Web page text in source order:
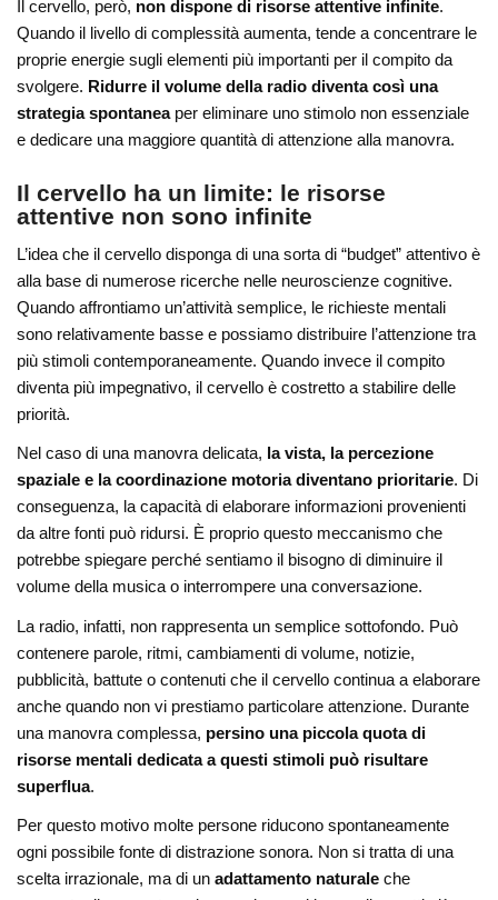
Il cervello, però, non dispone di risorse attentive infinite.
Quando il livello di complessità aumenta, tende a concentrare le
proprie energie sugli elementi più importanti per il compito da
svolgere. Ridurre il volume della radio diventa così una
strategia spontaneaper eliminare uno stimolo non essenziale
e dedicare una maggiore quantità di attenzione alla manovra.
Il cervello ha un limite: le risorse
attentive non sono infinite
L’idea che il cervello disponga di una sorta di “budget” attentivo è
alla base di numerose ricerche nelle neuroscienze cognitive.
Quando affrontiamo un’attività semplice, le richieste mentali
sono relativamente basse e possiamo distribuire l’attenzione tra
più stimoli contemporaneamente. Quando invece il compito
diventa più impegnativo, il cervello è costretto a stabilire delle
priorità.
Nel caso di una manovra delicata, la vista, la percezione
spaziale e la coordinazione motoria diventano prioritarie. Di
conseguenza, la capacità di elaborare informazioni provenienti
da altre fonti può ridursi. È proprio questo meccanismo che
potrebbe spiegare perché sentiamo il bisogno di diminuire il
volume della musica o interrompere una conversazione.
La radio, infatti, non rappresenta un semplice sottofondo. Può
contenere parole, ritmi, cambiamenti di volume, notizie,
pubblicità, battute o contenuti che il cervello continua a elaborare
anche quando non vi prestiamo particolare attenzione. Durante
una manovra complessa, persino una piccola quota di
risorse mentali dedicata a questi stimoli può risultare
superflua.
Per questo motivo molte persone riducono spontaneamente
ogni possibile fonte di distrazione sonora. Non si tratta di una
scelta irrazionale, ma di unadattamento naturale che